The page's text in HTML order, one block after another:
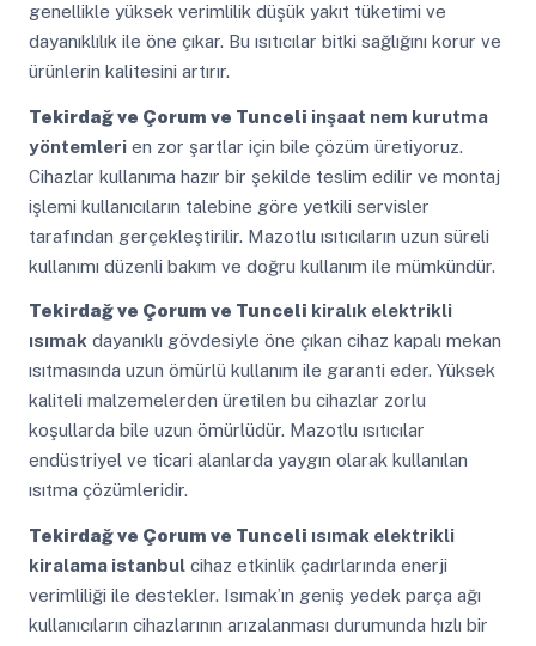
genellikle yüksek verimlilik düşük yakıt tüketimi ve
dayanıklılık ile öne çıkar. Bu ısıtıcılar bitki sağlığını korur ve
ürünlerin kalitesini artırır.
Tekirdağ ve Çorum ve Tunceli inşaat nem kurutma
yöntemlerien zor şartlar için bile çözüm üretiyoruz.
Cihazlar kullanıma hazır bir şekilde teslim edilir ve montaj
işlemi kullanıcıların talebine göre yetkili servisler
tarafından gerçekleştirilir. Mazotlu ısıtıcıların uzun süreli
kullanımı düzenli bakım ve doğru kullanım ile mümkündür.
Tekirdağ ve Çorum ve Tunceli kiralık elektrikli
ısımak dayanıklı gövdesiyle öne çıkan cihaz kapalı mekan
ısıtmasında uzun ömürlü kullanım ile garanti eder. Yüksek
kaliteli malzemelerden üretilen bu cihazlar zorlu
koşullarda bile uzun ömürlüdür. Mazotlu ısıtıcılar
endüstriyel ve ticari alanlarda yaygın olarak kullanılan
ısıtma çözümleridir.
Tekirdağ ve Çorum ve Tunceli ısımak elektrikli
kiralama istanbulcihaz etkinlik çadırlarında enerji
verimliliği ile destekler. Isımak’ın geniş yedek parça ağı
kullanıcıların cihazlarının arızalanması durumunda hızlı bir